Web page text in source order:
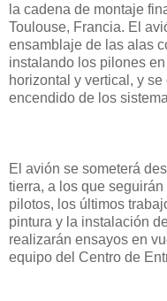
la cadena de montaje
Toulouse, Francia. El
ensamblaje de las alas
instalando los pilones
horizontal y vertical, y
encendido de los
El avión se someterá
tierra, a los que
pilotos, los últimos
pintura y la instalación
realizarán ensayos en
equipo del Centro de